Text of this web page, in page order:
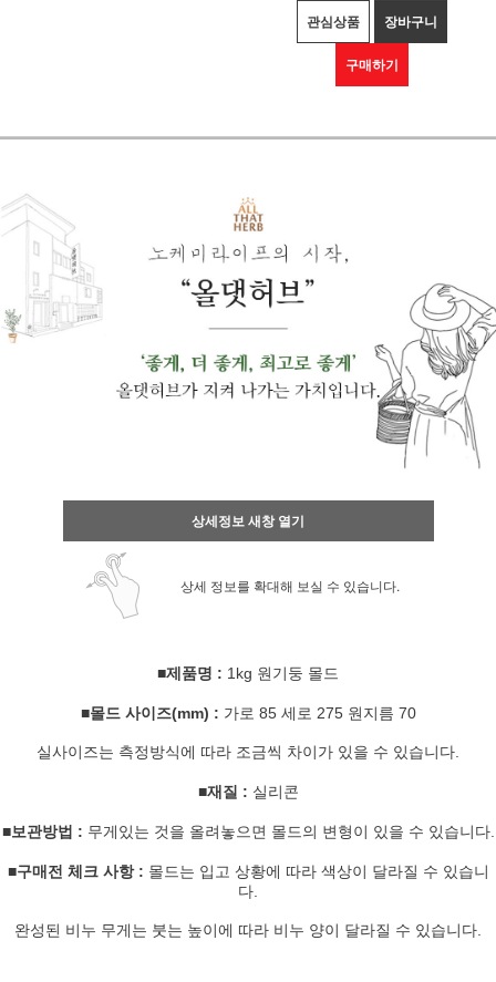
관심상품 장바구니
구매하기
상세정보 새창 열기
상세 정보를 확대해 보실 수 있습니다.
■제품명 : 1kg 원기둥 몰드
■몰드 사이즈(mm) : 가로 85 세로 275 원지름 70
실사이즈는 측정방식에 따라 조금씩 차이가 있을 수 있습니다.
■재질 : 실리콘
■보관방법 : 무게있는 것을 올려놓으면 몰드의 변형이 있을 수 있습니다.
■구매전 체크 사항 : 몰드는 입고 상황에 따라 색상이 달라질 수 있습니
다.
완성된 비누 무게는 붓는 높이에 따라 비누 양이 달라질 수 있습니다.